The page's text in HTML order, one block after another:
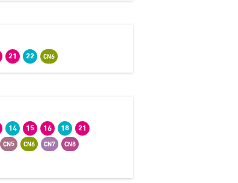
21 22 CN6
14 15 16 18
21
CN5 CN6 CN7 CN8